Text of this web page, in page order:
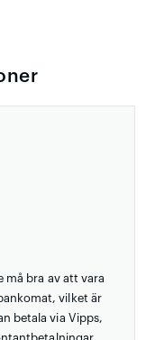
må bra av att vara
vilket är
betala via Vipps,